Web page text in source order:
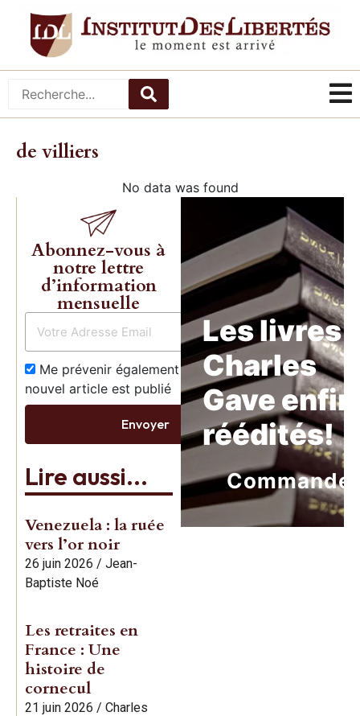
de villiers
No data was found
Abonnez-vous à
notre lettre
d’information
mensuelle
Me prévenir également dès qu’un
nouvel article est publié
Envoyer
Lire aussi...
Venezuela : la ruée
vers l’or noir
26 juin 2026 / Jean-
Baptiste Noé
Les retraites en
France : Une
histoire de
cornecul
21 juin 2026 / Charles
Les livres
Charles
Gave enfin
réédités!